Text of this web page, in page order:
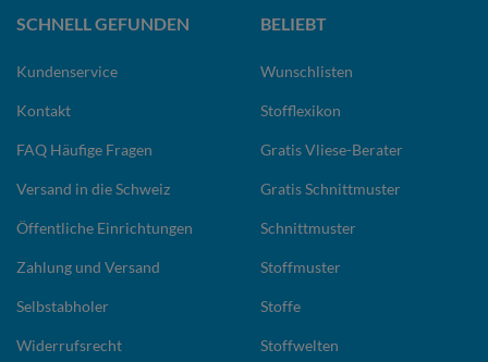
SCHNELL GEFUNDEN
Kundenservice
Kontakt
FAQ Häufige Fragen
Versand in die Schweiz
Öffentliche Einrichtungen
Zahlung und Versand
Selbstabholer
Widerrufsrecht
BELIEBT
Wunschlisten
Stofflexikon
Gratis Vliese-Berater
Gratis Schnittmuster
Schnittmuster
Stoffmuster
Stoffe
Stoffwelten